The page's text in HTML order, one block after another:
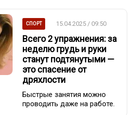
СПОРТ 15.04.2025 / 09:50
Всего 2 упражнения: за
неделю грудь и руки
станут подтянутыми —
это спасение от
дряхлости
Быстрые занятия можно
проводить даже на работе.